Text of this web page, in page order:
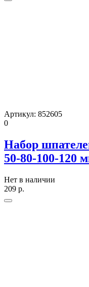
Артикул: 852605
0
Набор
50-80-100-120
Нет в наличии
209 р.